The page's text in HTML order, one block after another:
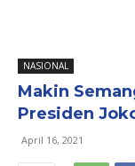
NASIONAL
Makin
Presiden
April 16, 2021